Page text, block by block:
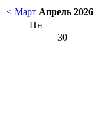
< Март Апрель 2026
Пн
30